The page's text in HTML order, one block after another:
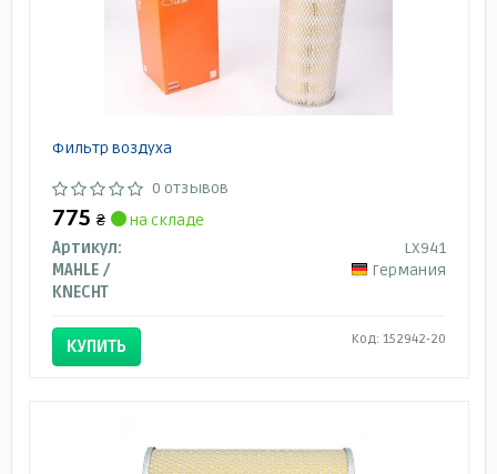
Фильтр воздуха
0 отзывов
775 ₴
на складе
Артикул:
LX941
MAHLE /
KNECHT
Германия
КУПИТЬ Код: 152942-20